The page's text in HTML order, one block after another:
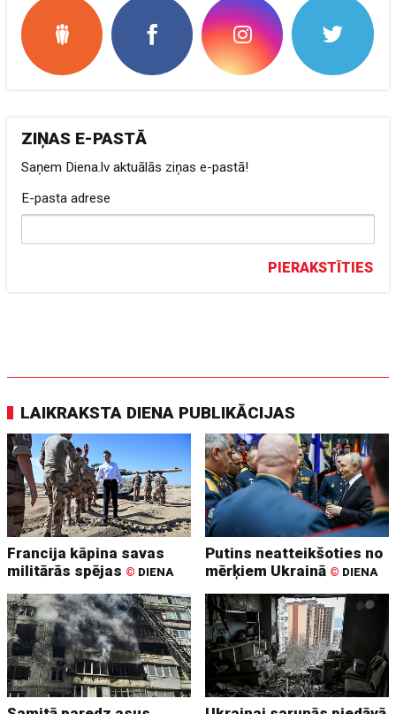
ZIŅAS E-PASTĀ
Saņem Diena.lv aktuālās ziņas e-pastā!
E-pasta adrese
PIERAKSTĪTIES
LAIKRAKSTA DIENA PUBLIKĀCIJAS
Francija kāpina savas
militārās spējas © DIENA
Putins neatteikšoties no
mērķiem Ukrainā © DIENA